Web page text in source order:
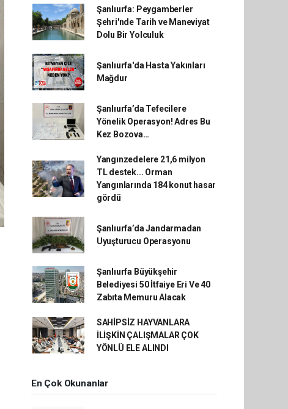
Şanlıurfa: Peygamberler
Şehri'nde Tarih ve Maneviyat
Dolu Bir Yolculuk
Şanlıurfa'da Hasta Yakınları
Mağdur
Şanlıurfa’da Tefecilere
Yönelik Operasyon! Adres Bu
Kez Bozova…
Yangınzedelere 21,6 milyon
TL destek... Orman
Yangınlarında 184 konut hasar
gördü
Şanlıurfa’da Jandarmadan
Uyuşturucu Operasyonu
Şanlıurfa Büyükşehir
Belediyesi 50 İtfaiye Eri Ve 40
Zabıta Memuru Alacak
SAHİPSİZ HAYVANLARA
İLİŞKİN ÇALIŞMALAR ÇOK
YÖNLÜ ELE ALINDI
En Çok Okunanlar